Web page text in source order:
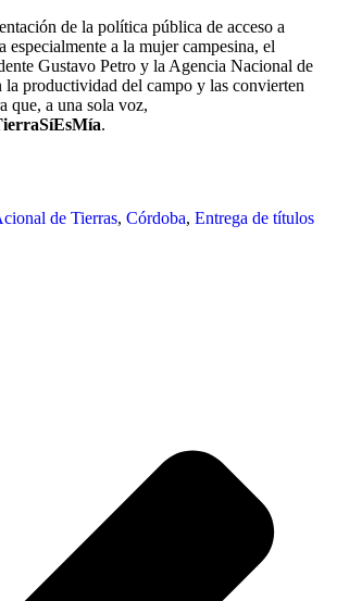
de la política pública de acceso a
especialmente a la mujer campesina, el
Gustavo Petro y la Agencia Nacional de
la productividad del campo y las convierten
que, a una sola voz,
.
de Tierras, Córdoba, Entrega de títulos